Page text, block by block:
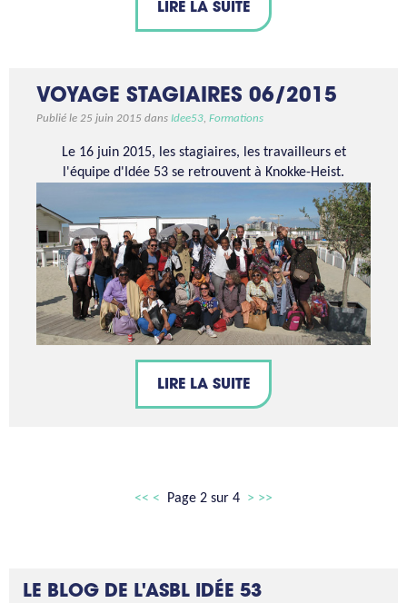
LIRE LA SUITE
VOYAGE STAGIAIRES 06/2015
Publié le 25 juin 2015 dans Idee53, Formations
Le 16 juin 2015, les stagiaires, les travailleurs et
l'équipe d'Idée 53 se retrouvent à Knokke-Heist.
LIRE LA SUITE
<< < Page 2 sur 4 > >>
LE BLOG DE L'ASBL IDÉE 53